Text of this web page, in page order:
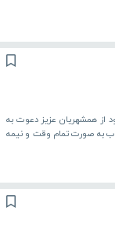
از همشهریان عزیز دعوت به
به صورت تمام وقت و نیمه